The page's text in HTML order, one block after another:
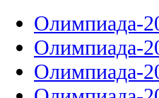
Олимпиада-
Олимпиада-
Олимпиада-